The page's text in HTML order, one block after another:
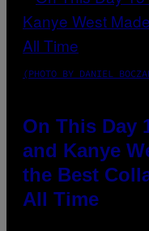
(PHOTO BY DANIEL
On This Day
and Kanye
the Best
All Time